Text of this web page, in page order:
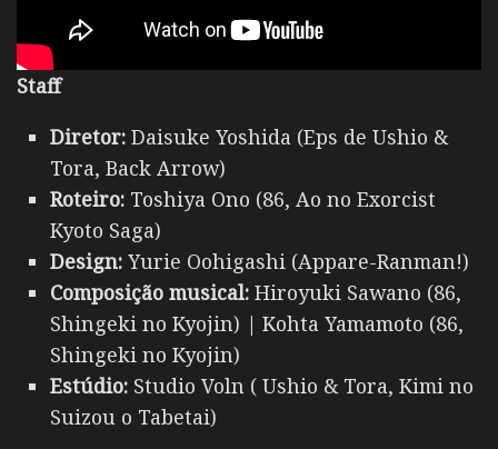
Staff
Diretor: Daisuke Yoshida (Eps de Ushio &
Tora, Back Arrow)
Roteiro: Toshiya Ono (86, Ao no Exorcist
Kyoto Saga)
Design: Yurie Oohigashi (Appare-Ranman!)
Composição musical: Hiroyuki Sawano (86,
Shingeki no Kyojin) | Kohta Yamamoto (86,
Shingeki no Kyojin)
Estúdio: Studio Voln ( Ushio & Tora, Kimi no
Suizou o Tabetai)